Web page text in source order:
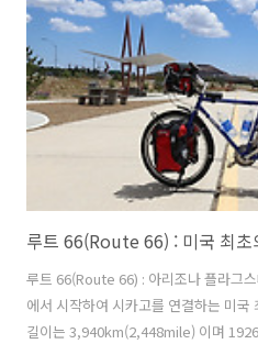
루트 66(Route 66) : 미국 최초
루트 66(Route 66) : 아리조나 플라그
에서 시작하여 시카고를 연결하는 미
길이는 3,940km(2,448mile) 이며